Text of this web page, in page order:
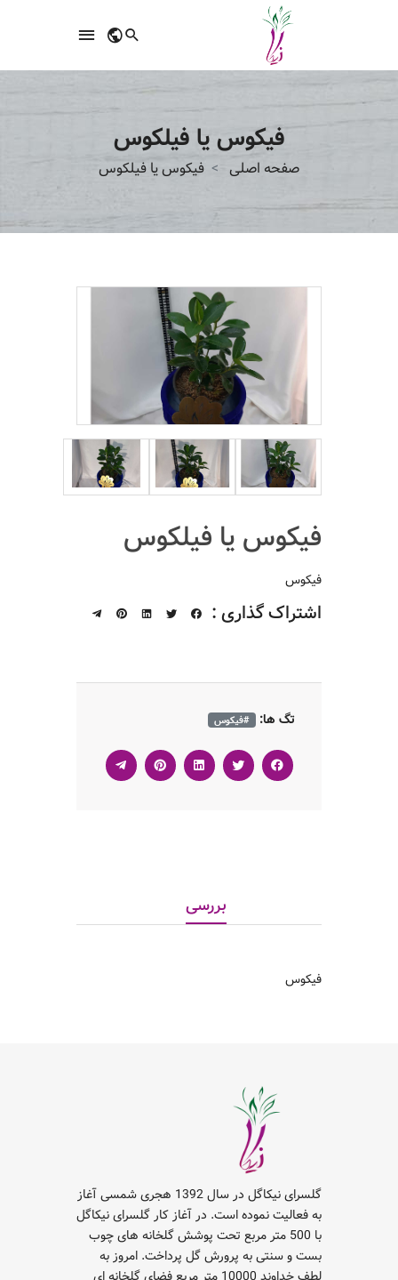
فیکوس یا فیلکوس
صفحه اصلی فیکوس یا فیلکوس
فیکوس یا فیلکوس
فیکوس
اشتراک گذاری :
تگ ها: #فیکوس
بررسی
فیکوس
گلسرای نیکاگل در سال 1392 هجری شمسی آغاز
به فعالیت نموده است. در آغاز کار گلسرای نیکاگل
با 500 متر مربع تحت پوشش گلخانه های چوب
بست و سنتی به پرورش گل پرداخت. امروز به